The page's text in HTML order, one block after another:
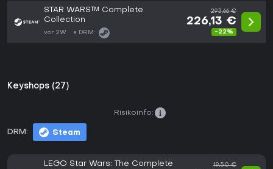
STAR WARS™ Complete
Collection
vor 2W DRM:
293,66 €
226,13 €
-22%
Keyshops (27)
DRM: Steam
Risikoinfo:
LEGO Star Wars: The Complete
19,50 €